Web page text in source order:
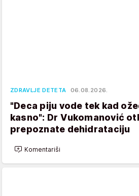
ZDRAVLJE DETETA 06.08.2026.
"Deca piju vode tek kad
kasno": Dr Vukomanović
prepoznate dehidrataciju
Komentariši